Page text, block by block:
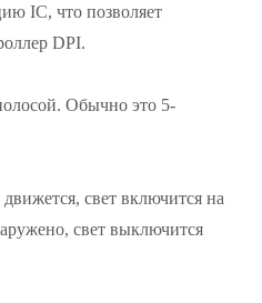
IC, что позволяет
DPI.
Обычно это 5-
свет включится на
свет выключится